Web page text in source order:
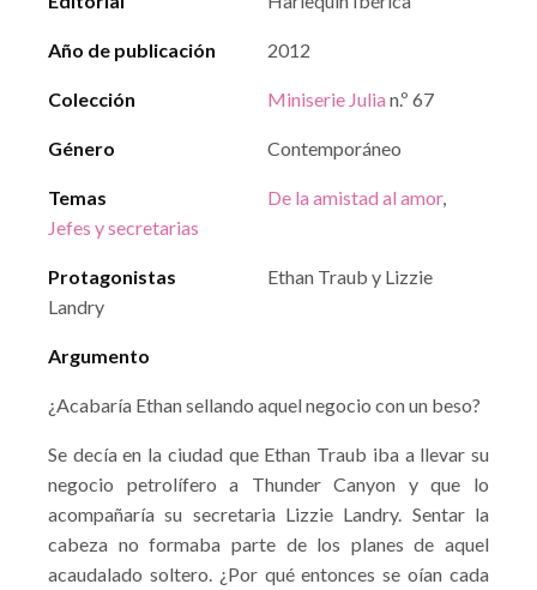
Año de publicación 2012
Colección Miniserie Julia n.º 67
Género Contemporáneo
Temas De la amistad al amor,
Jefes y secretarias
Protagonistas
Ethan Traub y Lizzie
Landry
Argumento
¿Acabaría Ethan sellando aquel negocio con un beso?
Se decía en la ciudad que Ethan Traub iba a llevar su
negocio petrolífero a Thunder Canyon y que lo
acompañaría su secretaria Lizzie Landry. Sentar la
cabeza no formaba parte de los planes de aquel
acaudalado soltero. ¿Por qué entonces se oían cada